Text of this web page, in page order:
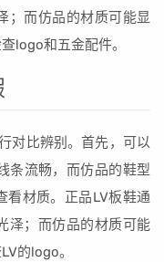
；而仿品的材质可能显
logo和五金配件。
对比辨别。首先，可以
条流畅，而仿品的鞋型
看材质。正品LV板鞋通
泽；而仿品的材质可能
的logo。